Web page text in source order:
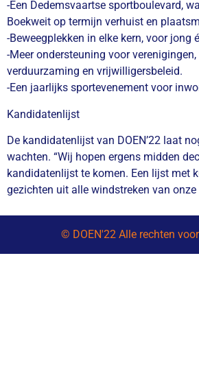
-Een Dedemsvaartse sportboulevard,
Boekweit op termijn verhuist en
-Beweegplekken in elke kern, voor jong
-Meer ondersteuning voor
verduurzaming en vrijwilligersbeleid.
-Een jaarlijks sportevenement voor
Kandidatenlijst
De kandidatenlijst van DOEN’22 laat
wachten. “Wij hopen ergens midden
kandidatenlijst te komen. Een lijst met
gezichten uit alle windstreken van onze
© DOEN'22 Alle rechten